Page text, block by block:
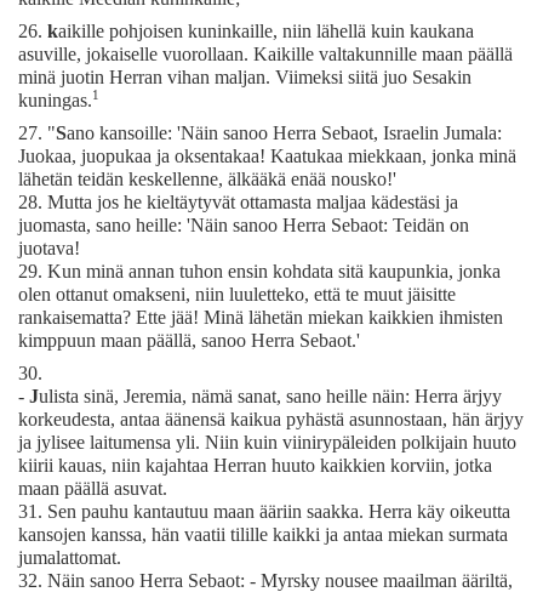
26. kaikille pohjoisen kuninkaille, niin lähellä kuin kaukana
asuville, jokaiselle vuorollaan. Kaikille valtakunnille maan päällä
minä juotin Herran vihan maljan. Viimeksi siitä juo Sesakin
kuningas.1
27. "Sano kansoille: 'Näin sanoo Herra Sebaot, Israelin Jumala:
Juokaa, juopukaa ja oksentakaa! Kaatukaa miekkaan, jonka minä
lähetän teidän keskellenne, älkääkä enää nousko!'
28. Mutta jos he kieltäytyvät ottamasta maljaa kädestäsi ja
juomasta, sano heille: 'Näin sanoo Herra Sebaot: Teidän on
juotava!
29. Kun minä annan tuhon ensin kohdata sitä kaupunkia, jonka
olen ottanut omakseni, niin luuletteko, että te muut jäisitte
rankaisematta? Ette jää! Minä lähetän miekan kaikkien ihmisten
kimppuun maan päällä, sanoo Herra Sebaot.'
30.
- Julista sinä, Jeremia, nämä sanat, sano heille näin: Herra ärjyy
korkeudesta, antaa äänensä kaikua pyhästä asunnostaan, hän ärjyy
ja jylisee laitumensa yli. Niin kuin viinirypäleiden polkijain huuto
kiirii kauas, niin kajahtaa Herran huuto kaikkien korviin, jotka
maan päällä asuvat.
31. Sen pauhu kantautuu maan ääriin saakka. Herra käy oikeutta
kansojen kanssa, hän vaatii tilille kaikki ja antaa miekan surmata
jumalattomat.
32. Näin sanoo Herra Sebaot: - Myrsky nousee maailman ääriltä,